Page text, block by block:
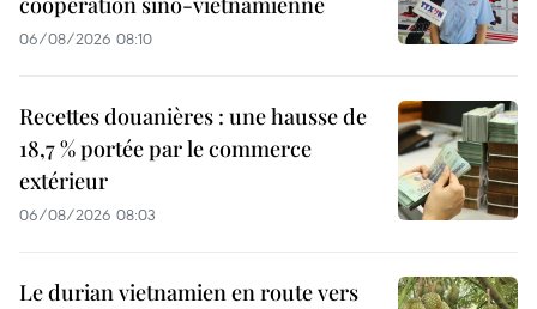
06/08/2026 08:10
Recettes douanières : une hausse de
18,7 % portée par le commerce
extérieur
06/08/2026 08:03
Le durian vietnamien en route vers